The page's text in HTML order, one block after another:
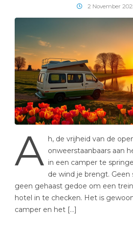
Daarbuiten
2 November
A h, de vrijheid van de
onweerstaanbaars aan
in een camper te
de wind je brengt. Geen
geen gehaast gedoe om een
hotel in te checken. Het is
camper en het […]